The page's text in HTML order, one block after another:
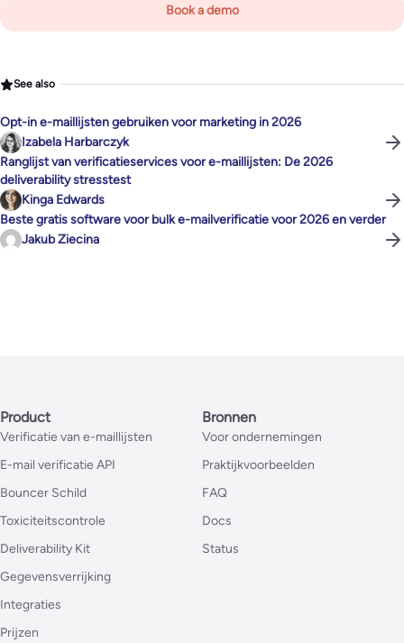
Book a demo
See also
Opt-in e-maillijsten gebruiken voor marketing in 2026
Izabela Harbarczyk
Ranglijst van verificatieservices voor e-maillijsten: De 2026
deliverability stresstest
Kinga Edwards
Beste gratis software voor bulk e-mailverificatie voor 2026 en verder
Jakub Ziecina
Product
Verificatie van e-maillijsten
E-mail verificatie API
Bouncer Schild
Toxiciteitscontrole
Deliverability Kit
Gegevensverrijking
Integraties
Prijzen
Bronnen
Voor ondernemingen
Praktijkvoorbeelden
FAQ
Docs
Status